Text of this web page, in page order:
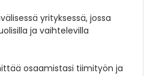
yrityksessä, jossa
ja vaihtelevilla
osaamistasi tiimityön ja